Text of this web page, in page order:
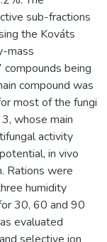
sub-fractions
the Kováts
mass
being
compound was
most of the fungi
whose main
activity
in vivo
Rations were
humidity
30, 60 and 90
evaluated